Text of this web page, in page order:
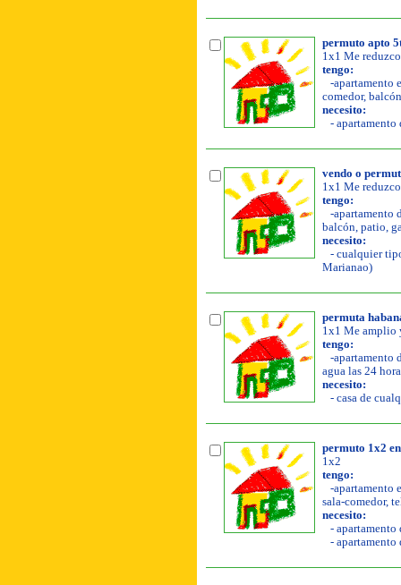
permuto apto
1x1 Me
tengo:
-apartamento
comedor,
necesito:
- apartamento
vendo o
1x1 Me
tengo:
-apartamento
balcón, patio,
necesito:
- cualquier
Marianao)
permuta
1x1 Me amplio
tengo:
-apartamento
agua las 24
necesito:
- casa de
permuto 1x2
1x2
tengo:
-apartamento
sala-comedor,
necesito:
- apartamento
- apartamento